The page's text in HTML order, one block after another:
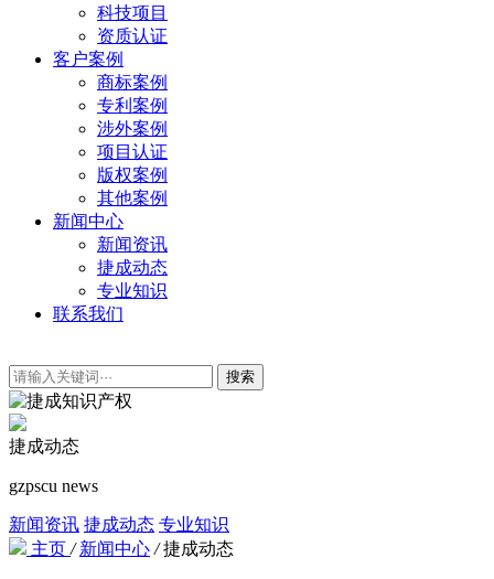
科技项目
资质认证
客户案例
商标案例
专利案例
涉外案例
项目认证
版权案例
其他案例
新闻中心
新闻资讯
捷成动态
专业知识
联系我们
搜索
捷成动态
gzpscu news
新闻资讯 捷成动态 专业知识
主页 / 新闻中心 / 捷成动态